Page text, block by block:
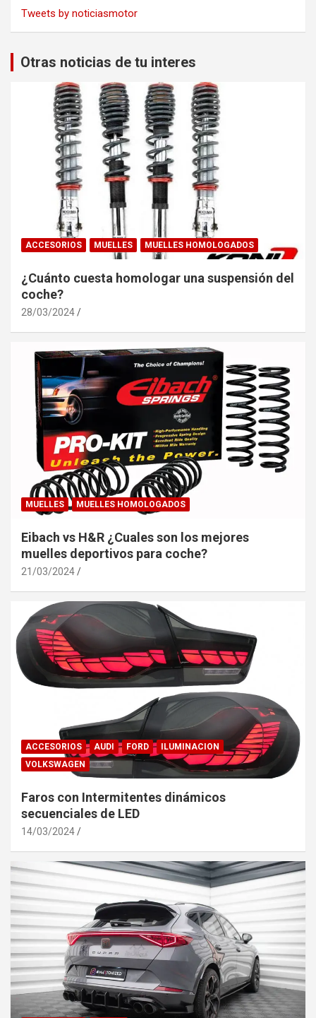
Tweets by noticiasmotor
Otras noticias de tu interes
ACCESORIOS MUELLES MUELLES HOMOLOGADOS
¿Cuánto cuesta homologar una suspensión del
coche?
28/03/2024
MUELLES MUELLES HOMOLOGADOS
Eibach vs H&R ¿Cuales son los mejores
muelles deportivos para coche?
21/03/2024
ACCESORIOS AUDI FORD
ILUMINACION
VOLKSWAGEN
Faros con Intermitentes dinámicos
secuenciales de LED
14/03/2024